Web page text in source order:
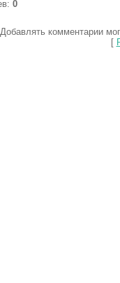
: 0
Добавлять комментарии
[